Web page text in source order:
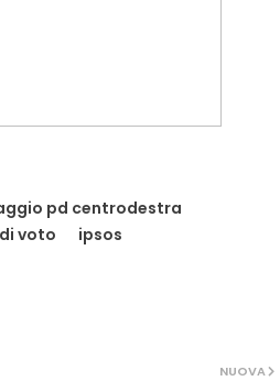
pd centrodestra
voto ipsos
NUOVA